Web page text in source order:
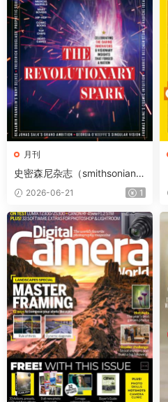
月刊
史密森尼杂志（smithsonian）
2026年夏季刊
2026-06-21 1